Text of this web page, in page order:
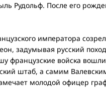
Рудольф. После его
императора
задумывая русский
французские войска
штаб, а самим
молодой офицер